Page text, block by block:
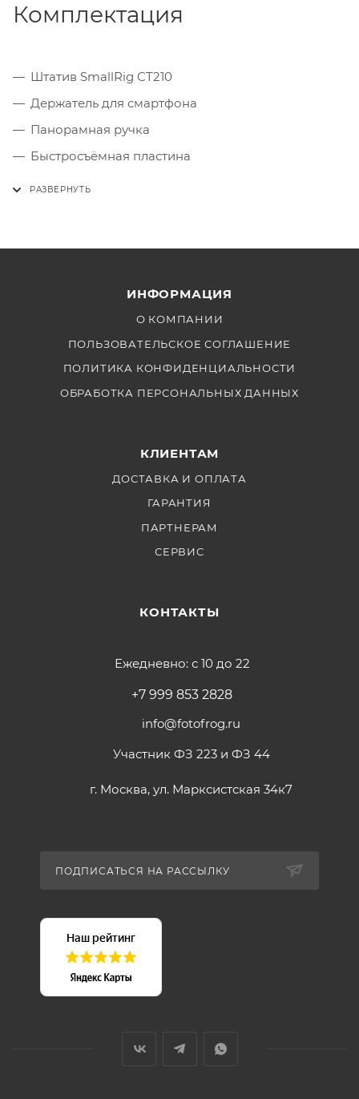
Комплектация
Штатив SmallRig CT210
Держатель для смартфона
Панорамная ручка
Быстросъёмная пластина
Винт 1/4"-20
Сумка для переноскиИНФОРМАЦИЯ
О КОМПАНИИ
ПОЛЬЗОВАТЕЛЬСКОЕ СОГЛАШЕНИЕ
ПОЛИТИКА КОНФИДЕНЦИАЛЬНОСТИ
ОБРАБОТКА ПЕРСОНАЛЬНЫХ ДАННЫХ
КЛИЕНТАМ
ДОСТАВКА И ОПЛАТА
ГАРАНТИЯ
ПАРТНЕРАМ
СЕРВИС
КОНТАКТЫ
Ежедневно: с 10 до 22
+7 999 853 2828
info@fotofrog.ru
Участник ФЗ 223 и ФЗ 44
г. Москва, ул. Марксистская 34к7
ПОДПИСАТЬСЯ НА РАССЫЛКУ